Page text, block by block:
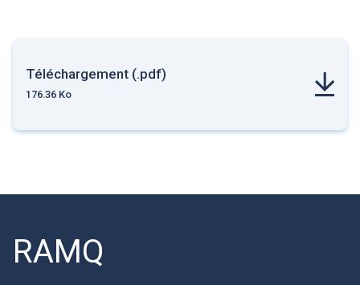
Téléchargement (.pdf)
176.36 Ko
RAMQ